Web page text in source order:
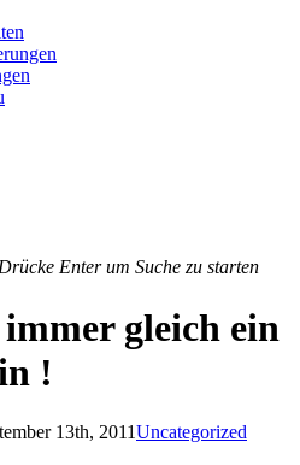
Drücke Enter um Suche zu starten
gleich ein
!
13th, 2011Uncategorized